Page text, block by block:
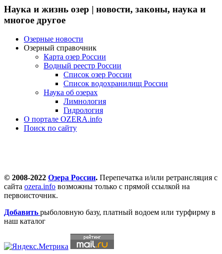
Наука и жизнь озер | новости, законы, наука и
многое другое
Озерные новости
Озерный справочник
Карта озер России
Водный реестр России
Список озер России
Список водохранилищ России
Наука об озерах
Лимнология
Гидрология
О портале OZERA.info
Поиск по сайту
© 2008-2022 Озера России. Перепечатка и/или ретрансляция с
сайта ozera.info возможны только с прямой ссылкой на
первоисточник.
Добавить рыболовную базу, платный водоем или турфирму в
наш каталог